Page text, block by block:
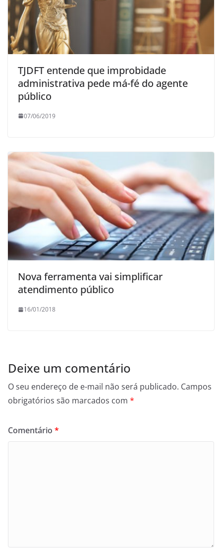
TJDFT entende que improbidade
administrativa pede má-fé do agente
público
07/06/2019
Nova ferramenta vai simplificar
atendimento público
16/01/2018
Deixe um comentário
O seu endereço de e-mail não será publicado. Campos
obrigatórios são marcados com *
Comentário *